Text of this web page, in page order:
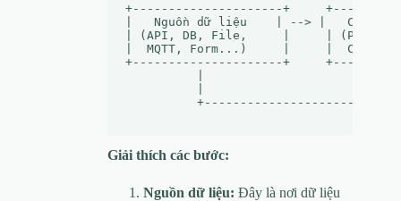
+---------------------+
|   Nguồn dữ liệu    | --> |   Chuẩn
| (API, DB, File,     |     | (Parse
|  MQTT, Form...)     |     |
+---------------------+
Giải thích các bước:
Nguồn dữ liệu: Đây là nơi dữ liệu